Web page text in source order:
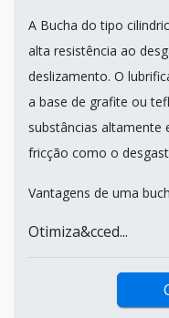
A Bucha do tipo
alta resistência ao
deslizamento. O
a base de grafite ou
substâncias altamente
fricção como o
Vantagens de uma
Otimiza&cced...